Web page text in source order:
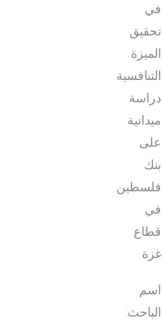
في
تحقيق
الميزة
التنافسية
دراسة
ميدانية
على
بنك
فلسطين
في
قطاع
غزة
اسم
الباحث: